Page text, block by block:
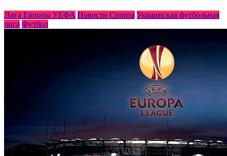
Лига Европы УЕФА Новости Спорта Украинская футбольная
лига Футбол